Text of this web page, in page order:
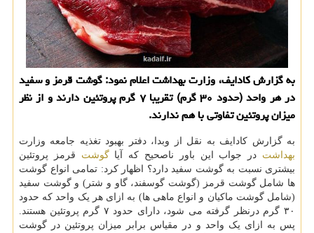
به گزارش کادایف، وزارت بهداشت اعلام نمود: گوشت قرمز و سفید
در هر واحد (حدود ۳۰ گرم) تقریبا ۷ گرم پروتئین دارند و از نظر
میزان پروتئین تفاوتی با هم ندارند.
به گزارش کادایف به نقل از وبدا، دفتر بهبود تغذیه جامعه وزارت
بهداشت در جواب این باور ناصحیح که آیاگوشت قرمز پروتئین
بیشتری نسبت به گوشت سفید دارد؟ اظهار کرد: تمامی انواع گوشت
ها شامل گوشت قرمز (گوشت گوسفند، گاو و شتر) و گوشت سفید
(شامل گوشت ماکیان و انواع ماهی ها) به ازای هر یک واحد که حدود
۳۰ گرم درنظر گرفته می شود، دارای حدود ۷ گرم پروتئین هستند.
پس به ازای یک واحد و در مقیاس برابر میزان پروتئین در گوشت